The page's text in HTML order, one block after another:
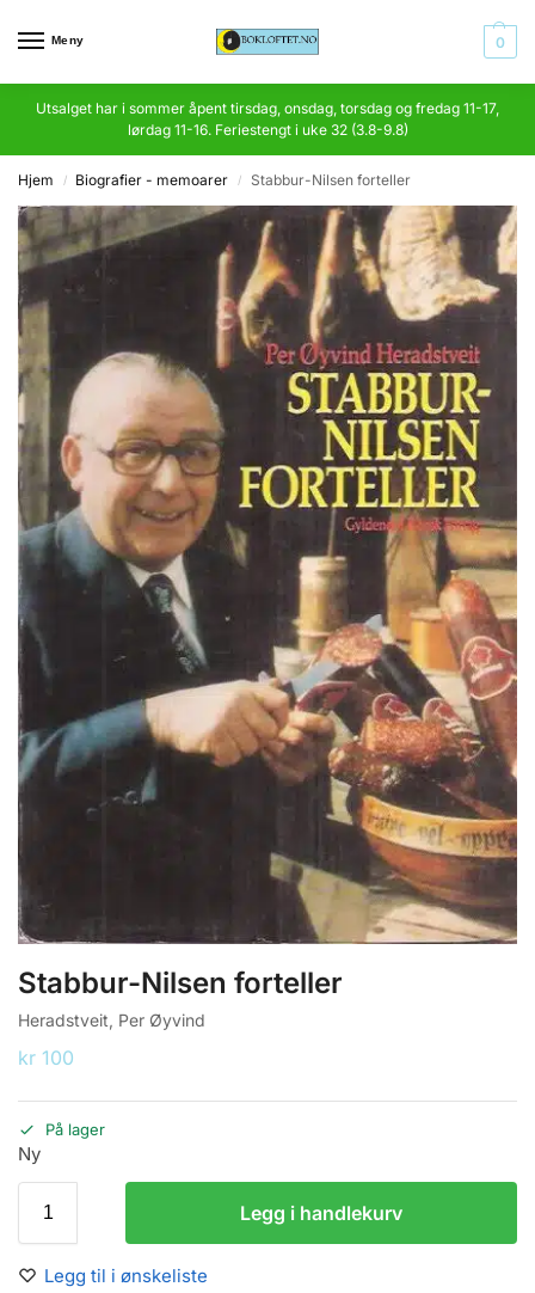
Meny 0
Utsalget har i sommer åpent tirsdag, onsdag, torsdag og fredag 11-17,
lørdag 11-16. Feriestengt i uke 32 (3.8-9.8)
Hjem / Biografier - memoarer / Stabbur-Nilsen forteller
Stabbur-Nilsen forteller
Heradstveit, Per Øyvind
kr 100
På lager
Ny
Legg i handlekurv
Legg til i ønskeliste